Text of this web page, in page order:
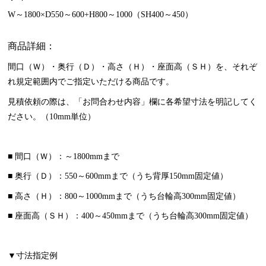
W～1800×D550～600+H800～1000（SH400～450）
商品詳細：
間口（Ｗ）・奥行（Ｄ）・高さ（Ｈ）・座面高（ＳＨ）を、それぞ
れ規定範囲内でご指定いただける商品です。
見積依頼の際は、「お問合わせ内容」欄に各希望寸法を明記してく
ださい。（10mm単位）
■ 間口（Ｗ）：～1800mmまで
■ 奥行（Ｄ）：550～600mmまで（うち背厚150mm固定値）
■ 高さ（Ｈ）：800～1000mmまで（うち台輪高300mm固定値）
■ 座面高（ＳＨ）：400～450mmまで（うち台輪高300mm固定値）
▼寸法指定例